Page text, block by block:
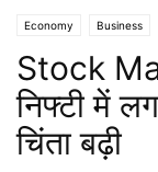
Economy Business
Stock
निफ्टी में
चिंता बढ़ी